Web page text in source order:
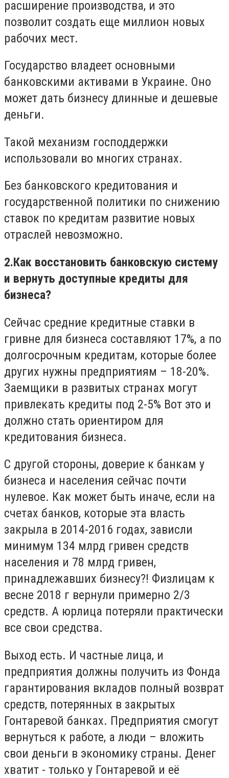
расширение производства, и это
позволит создать еще миллион новых
рабочих мест.
Государство владеет основными
банковскими активами в Украине. Оно
может дать бизнесу длинные и дешевые
деньги.
Такой механизм господдержки
использовали во многих странах.
Без банковского кредитования и
государственной политики по снижению
ставок по кредитам развитие новых
отраслей невозможно.
2.Как восстановить банковскую систему
и вернуть доступные кредиты для
бизнеса?
Сейчас средние кредитные ставки в
гривне для бизнеса составляют 17%, а по
долгосрочным кредитам, которые более
других нужны предприятиям – 18-20%.
Заемщики в развитых странах могут
привлекать кредиты под 2-5% Вот это и
должно стать ориентиром для
кредитования бизнеса.
С другой стороны, доверие к банкам у
бизнеса и населения сейчас почти
нулевое. Как может быть иначе, если на
счетах банков, которые эта власть
закрыла в 2014-2016 годах, зависли
минимум 134 млрд гривен средств
населения и 78 млрд гривен,
принадлежавших бизнесу?! Физлицам к
весне 2018 г вернули примерно 2/3
средств. А юрлица потеряли практически
все свои средства.
Выход есть. И частные лица, и
предприятия должны получить из Фонда
гарантирования вкладов полный возврат
средств, потерянных в закрытых
Гонтаревой банках. Предприятия смогут
вернуться к работе, а люди – вложить
свои деньги в экономику страны. Денег
хватит - только у Гонтаревой и её